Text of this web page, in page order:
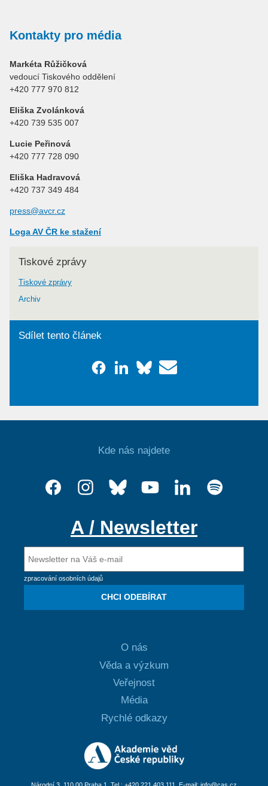
Kontakty pro média
Markéta Růžičková
vedoucí Tiskového oddělení
+420 777 970 812
Eliška Zvolánková
+420 739 535 007
Lucie Peřinová
+420 777 728 090
Eliška Hadravová
+420 737 349 484
press@avcr.cz
Loga AV ČR ke stažení
Tiskové zprávy
Tiskové zprávy
Archiv
Sdílet tento článek
Kde nás najdete
A / Newsletter
zpracování osobních údajů
CHCI ODEBÍRAT
O nás
Věda a výzkum
Veřejnost
Média
Rychlé odkazy